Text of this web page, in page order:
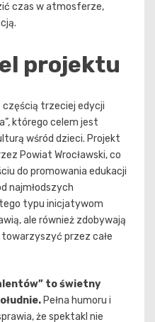
czas w atmosferze,
projektu
trzeciej edycji
którego celem jest
wśród dzieci. Projekt
Powiat Wrocławski, co
do promowania edukacji
najmłodszych
typu inicjatywom
ale również zdobywają
przez całe
to świetny
Pełna humoru i
że spektakl nie